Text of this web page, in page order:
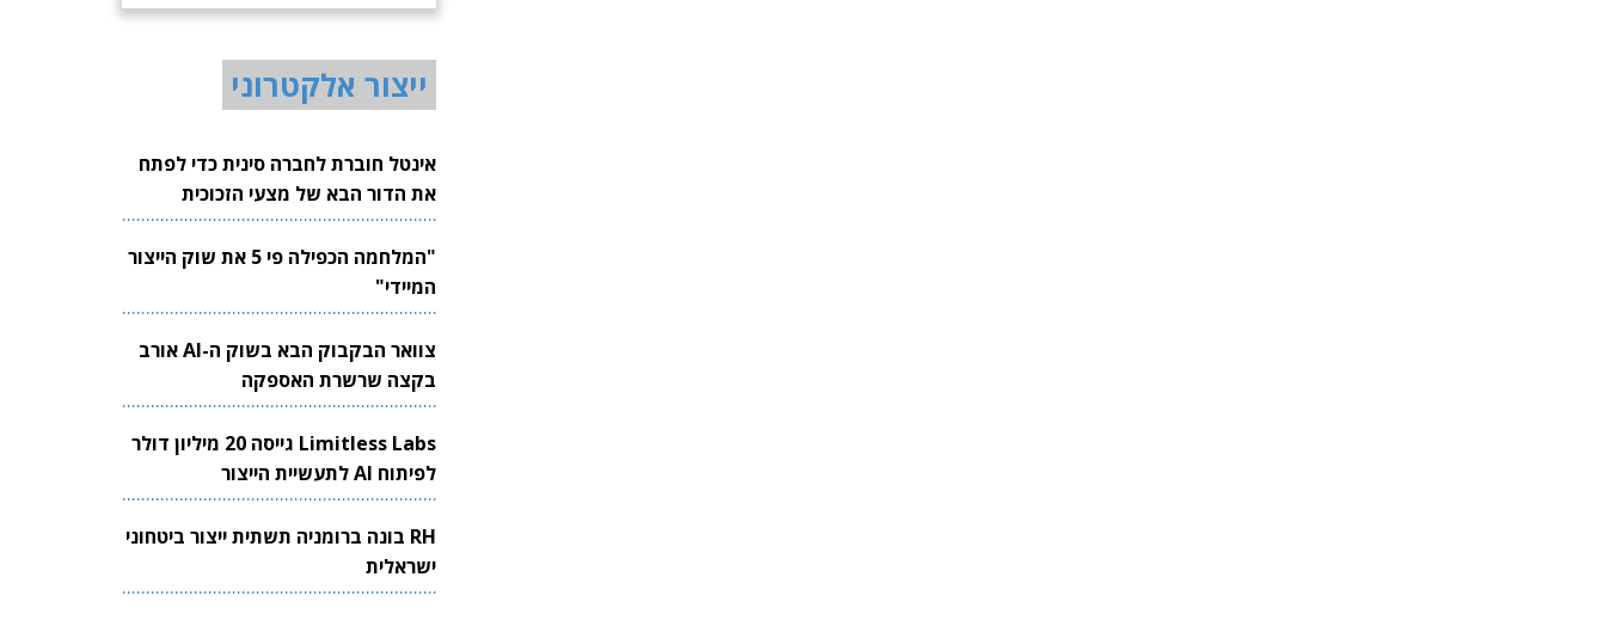
ייצור אלקטרוני
אינטל חוברת לחברה סינית כדי לפתח
את הדור הבא של מצעי הזכוכית
לשבבים
"המלחמה הכפילה פי 5 את שוק הייצור
המיידי"
צוואר הבקבוק הבא בשוק ה-AI אורב
בקצה שרשרת האספקה
Limitless Labs גייסה 20 מיליון דולר
לפיתוח AI לתעשיית הייצור
RH בונה ברומניה תשתית ייצור ביטחוני
ישראלית